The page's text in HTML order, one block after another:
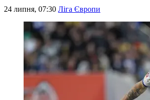
24 липня, 07:30 Ліга Європи